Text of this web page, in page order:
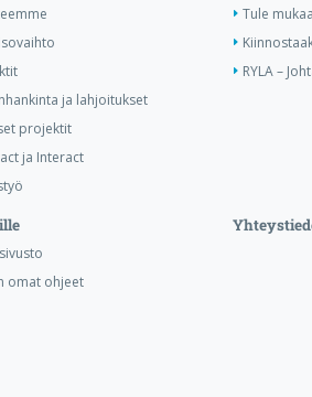
ja lahjoitukset
projektit
ja Interact
Tule
RYLA –
omat ohjeet